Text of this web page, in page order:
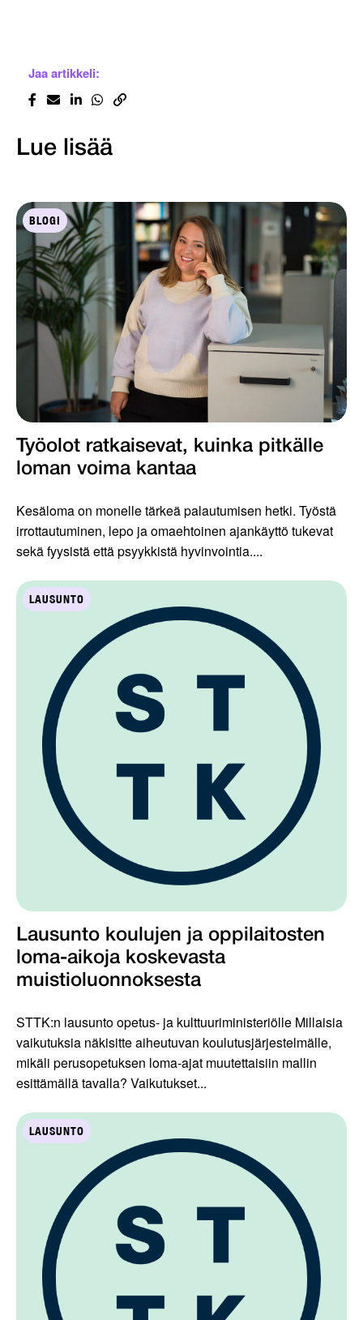
Jaa artikkeli:
Lue lisää
BLOGI
Työolot ratkaisevat, kuinka pitkälle
loman voima kantaa
Kesäloma on monelle tärkeä palautumisen hetki. Työstä
irrottautuminen, lepo ja omaehtoinen ajankäyttö tukevat
sekä fyysistä että psyykkistä hyvinvointia....
LAUSUNTO
Lausunto koulujen ja oppilaitosten
loma-aikoja koskevasta
muistioluonnoksesta
STTK:n lausunto opetus- ja kulttuuriministeriölle Millaisia
vaikutuksia näkisitte aiheutuvan koulutusjärjestelmälle,
mikäli perusopetuksen loma-ajat muutettaisiin mallin
esittämällä tavalla? Vaikutukset...
LAUSUNTO